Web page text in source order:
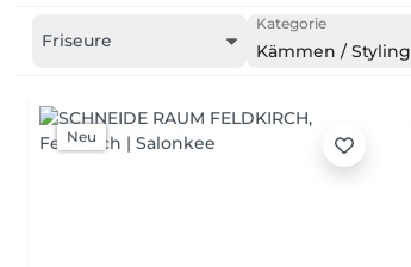
Friseure
Kategorie
Kämmen / Styling
Neu